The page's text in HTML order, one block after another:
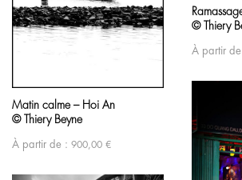
© Thiery
À partir
Matin calme – Hoi An
© Thiery Beyne
À partir de : 900,00 €